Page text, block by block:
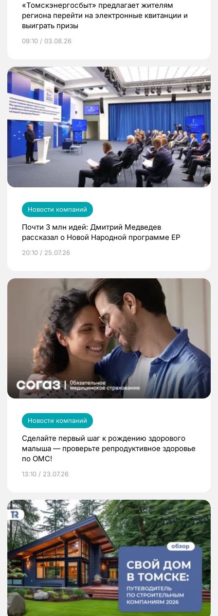
«Томскэнергосбыт» предлагает жителям
региона перейти на электронные квитанции и
выиграть призы
09:10 / 03.08.26
Новости компаний
Почти 3 млн идей: Дмитрий Медведев
рассказал о Новой Народной программе ЕР
20:10 / 25.07.26
Новости компаний
Сделайте первый шаг к рождению здорового
малыша — проверьте репродуктивное здоровье
по ОМС!
13:10 / 23.07.26